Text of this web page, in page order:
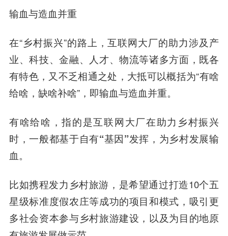
输血与造血并重
在“乡村振兴”的路上，互联网大厂的助力涉及产
业、科技、金融、人才、物流等诸多方面，既各
有特色，又不乏相通之处，大抵可以概括为“有啥
给啥，缺啥补啥”，即输血与造血并重。
有啥给啥，指的是互联网大厂在助力乡村振兴
时，一般都基于自有“基因”发挥，为乡村发展输
血。
比如携程发力乡村旅游，是希望通过打造10个五
星级标准度假农庄等成功的项目和模式，吸引更
多社会资本参与乡村旅游建设，以及为目的地原